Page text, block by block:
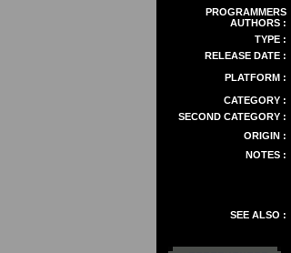
PROGRAMMERS
AUTHORS :
TYPE :
RELEASE DATE :
PLATFORM :
CATEGORY :
SECOND CATEGORY :
ORIGIN :
NOTES :
SEE ALSO :